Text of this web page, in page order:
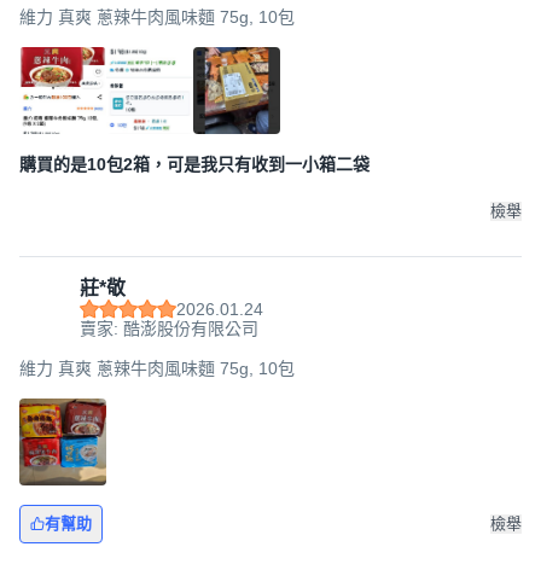
維力 真爽 蔥辣牛肉風味麵 75g, 10包
購買的是10包2箱，可是我只有收到一小箱二袋
檢舉
莊*敬
2026.01.24
賣家: 酷澎股份有限公司
維力 真爽 蔥辣牛肉風味麵 75g, 10包
有幫助 檢舉